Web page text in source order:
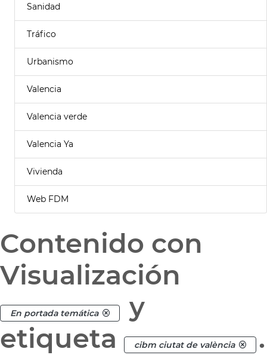
Sanidad
Tráfico
Urbanismo
Valencia
Valencia verde
Valencia Ya
Vivienda
Web FDM
Contenido con
Visualización
En portada temática
y
etiqueta
cibm ciutat de valència .